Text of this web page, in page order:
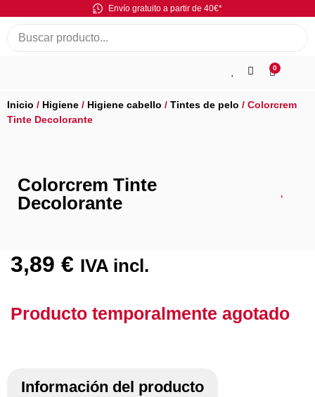
Envío gratuito a partir de 40€*
0
Inicio / Higiene / Higiene cabello / Tintes de pelo / Colorcrem
Tinte Decolorante
Colorcrem Tinte
Decolorante
3,89 € IVA incl.
Producto temporalmente agotado
Información del producto